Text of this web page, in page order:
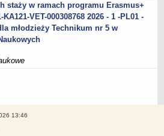
staży w ramach programu Erasmus+
VET-000308768 2026 - 1 -PL01 -
młodzieży Technikum nr 5 w
13:46